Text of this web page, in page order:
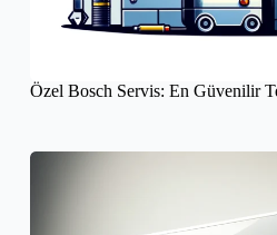
Özel Bosch Servis: En Güvenilir